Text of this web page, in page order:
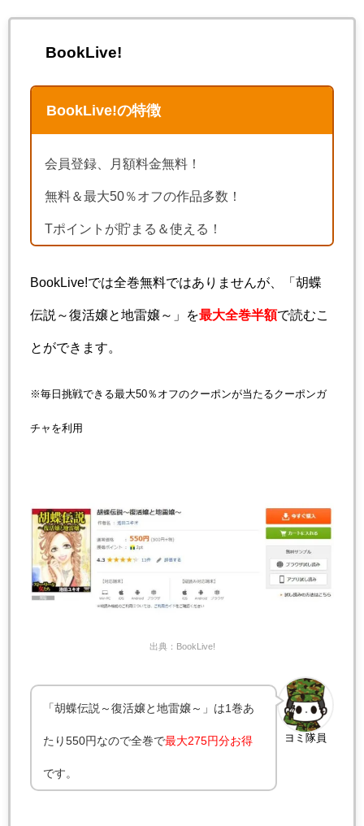
BookLive!
BookLive!の特徴
会員登録、月額料金無料！
無料＆最大50％オフの作品多数！
Tポイントが貯まる＆使える！
BookLive!では全巻無料ではありませんが、「胡蝶
伝説～復活嬢と地雷嬢～」を最大全巻半額で読むこ
とができます。
※毎日挑戦できる最大50％オフのクーポンが当たるクーポンガ
チャを利用
出典：BookLive!
ヨミ隊員
「胡蝶伝説～復活嬢と地雷嬢～」は1巻あ
たり550円なので全巻で最大275円分お得
です。